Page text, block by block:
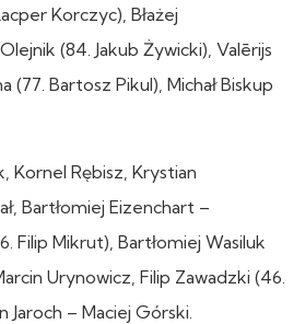
Korczyc), Błażej
(84. Jakub Żywicki), Valērijs
(77. Bartosz Pikul), Michał Biskup
Kornel Rębisz, Krystian
Bartłomiej Eizenchart –
Filip Mikrut), Bartłomiej Wasiluk
Urynowicz, Filip Zawadzki (46.
Jaroch – Maciej Górski.